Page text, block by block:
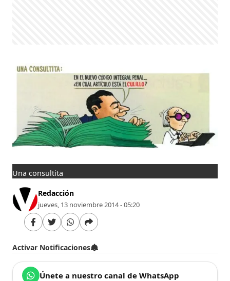
Una consultita
Redacción
jueves, 13 noviembre 2014 - 05:20
Activar Notificaciones
Únete a nuestro canal de WhatsApp